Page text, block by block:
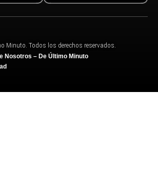
Minuto. Todos los derechos reservados.
Nosotros – De Último Minuto